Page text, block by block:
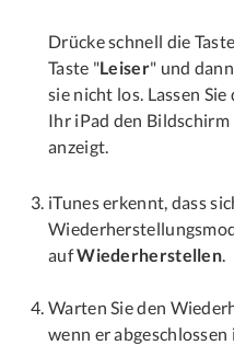
Drücke schnell die
Taste "Leiser" und
sie nicht los. Lassen
Ihr iPad den
anzeigt.
iTunes erkennt, dass
aufWiederherstellen
Warten Sie den
wenn er abgeschlossen